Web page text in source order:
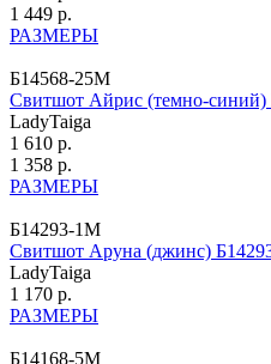
1 449 р.
РАЗМЕРЫ
Б14568-25М
Свитшот Айрис (темно-
LadyTaiga
1 610 р.
1 358 р.
РАЗМЕРЫ
Б14293-1М
Свитшот Аруна (джинс)
LadyTaiga
1 170 р.
РАЗМЕРЫ
Б14168-5М